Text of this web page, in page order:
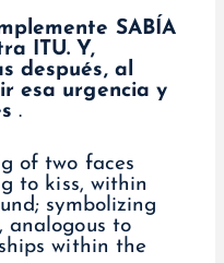
SABÍA
ITU. Y,
después, al
esa urgencia y
.